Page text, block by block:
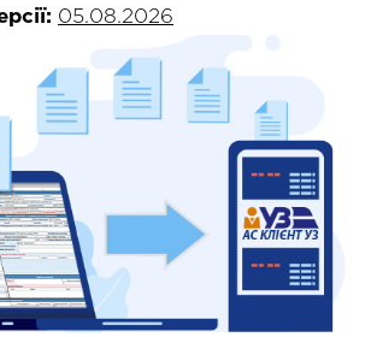
05.08.2026